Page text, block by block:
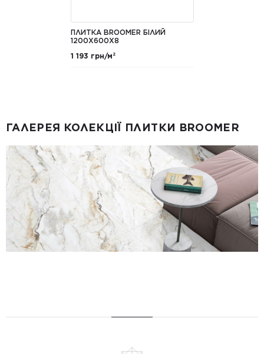
ПЛИТКА BROOMER БІЛИЙ
1200X600X8
1 193 грн/м²
ГАЛЕРЕЯ КОЛЕКЦІЇ ПЛИТКИ BROOMER